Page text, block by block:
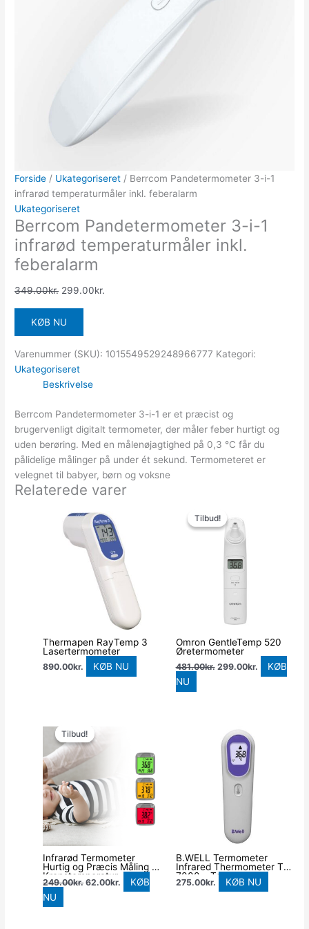
Forside / Ukategoriseret / Berrcom Pandetermometer 3-i-1
infrarød temperaturmåler inkl. feberalarm
Ukategoriseret
Berrcom Pandetermometer 3-i-1
infrarød temperaturmåler inkl.
feberalarm
349.00kr. 299.00kr.
KØB NU
Varenummer (SKU): 1015549529248966777 Kategori:
Ukategoriseret
Beskrivelse
Berrcom Pandetermometer 3-i-1 er et præcist og
brugervenligt digitalt termometer, der måler feber hurtigt og
uden berøring. Med en målenøjagtighed på 0,3 °C får du
pålidelige målinger på under ét sekund. Termometeret er
velegnet til babyer, børn og voksne
Relaterede varer
Thermapen RayTemp 3
Lasertermometer
890.00kr. KØB NU
Tilbud!
Tilbud!
Omron GentleTemp 520
Øretermometer
481.00kr.
oprindelige
pris
481.00kr..
299.00kr.
KØB
NU
Tilbud!
Tilbud!
Infrarød Termometer
Hurtig og Præcis Måling af
Kropstemperatur
249.00kr.
oprindelige
pris
var:
249.00kr..
62.00kr.
62.00kr..
KØB
NU
B.WELL Termometer
Infrared Thermometer TH-
7000 – Touchless
275.00kr. KØB NU